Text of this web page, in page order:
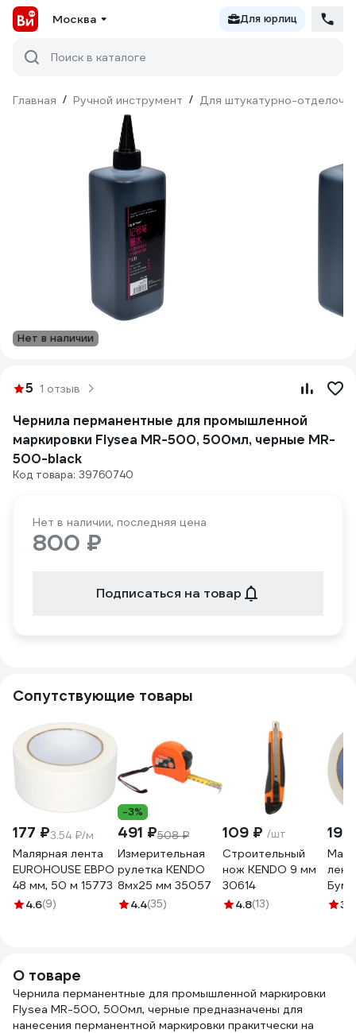
Москва Для юрлиц
Поиск в каталоге
Главная / Ручной инструмент / Для штукатурно-
Нет в наличии
5 1 отзыв
Чернила перманентные для промышленной
маркировки Flysea MR-500, 500мл, черные MR-
500-black
Код товара: 39760740
Нет в наличии, последняя цена
800 ₽
Подписаться на товар
Сопутствующие товары
177 ₽3.54 ₽/м
Малярная лента
EUROHOUSE ЕВРО
48 мм, 50 м 15773
4.6(9)
-3%
491 ₽508 ₽
Измерительная
рулетка KENDO
8мх25 мм 35057
4.4(35)
109 ₽ /шт
Строительный
нож KENDO 9 мм
30614
4.8(13) 3.9
О товаре
Чернила перманентные для промышленной маркировки
Flysea MR-500, 500мл, черные предназначены для
нанесения перманентной маркировки пракитчески на